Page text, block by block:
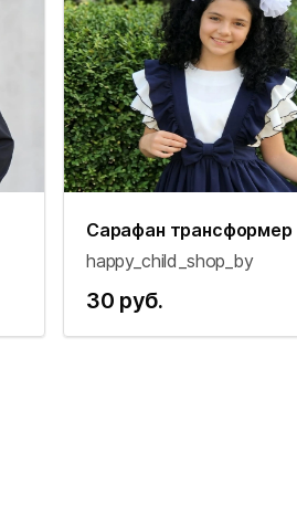
Сарафан трансформер
happy_child_shop_by
30 руб.